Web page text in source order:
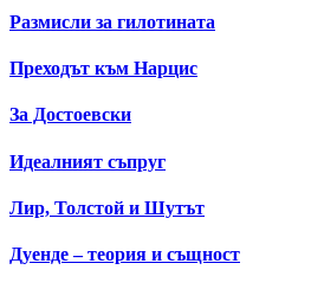
Размисли за гилотината
Преходът към Нарцис
За Достоевски
Идеалният съпруг
Лир, Толстой и Шутът
Дуенде – теория и същност